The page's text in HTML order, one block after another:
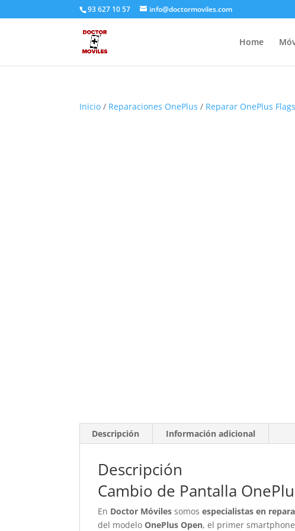
93 627 10 57 info@doctormoviles.com
Home
Inicio / Reparaciones OnePlus / Reparar OnePlus
Descripción Información adicional
Descripción
Cambio de Pantalla
En Doctor Móviles somosespecialistas en
del modeloOnePlus Open, el primer